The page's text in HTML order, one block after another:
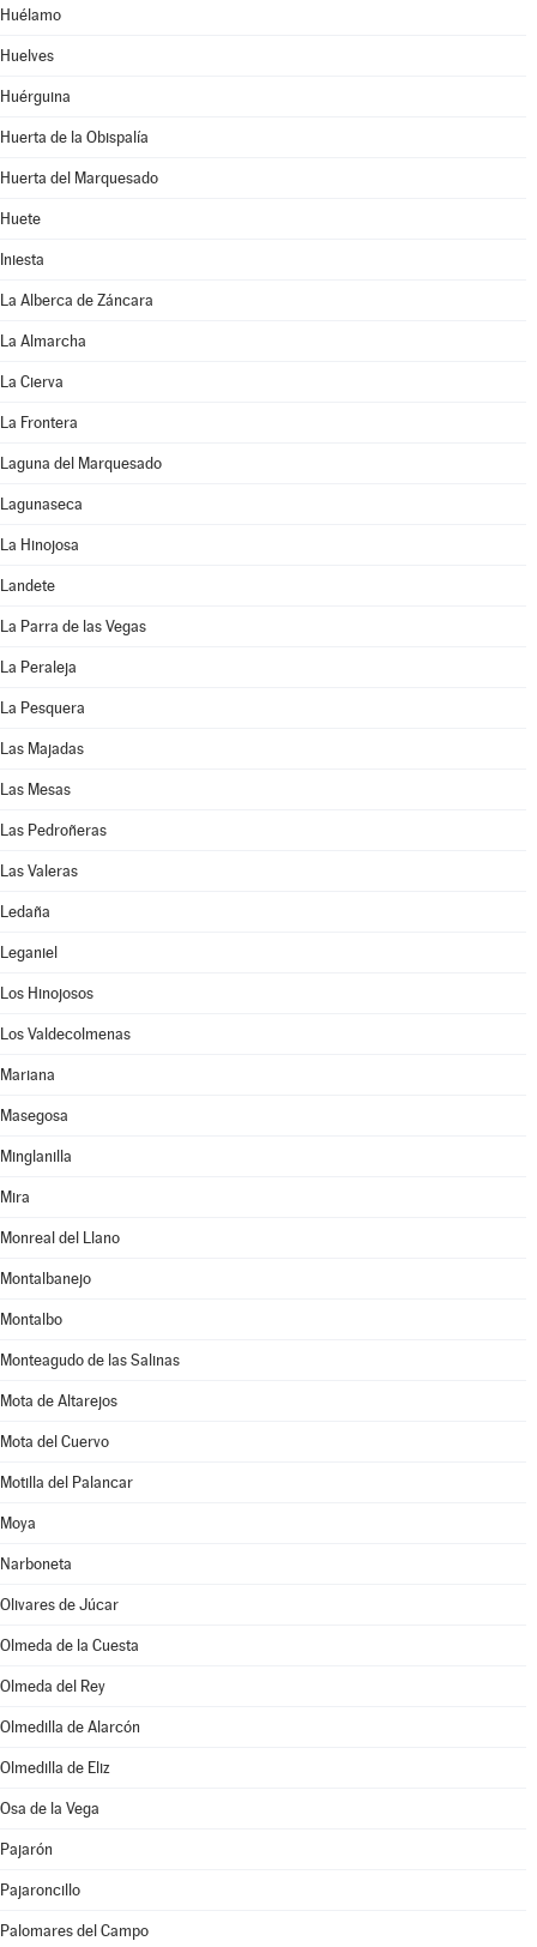
Huélamo
Huelves
Huérguina
Huerta de la Obispalía
Huerta del Marquesado
Huete
Iniesta
La Alberca de Záncara
La Almarcha
La Cierva
La Frontera
Laguna del Marquesado
Lagunaseca
La Hinojosa
Landete
La Parra de las Vegas
La Peraleja
La Pesquera
Las Majadas
Las Mesas
Las Pedroñeras
Las Valeras
Ledaña
Leganiel
Los Hinojosos
Los Valdecolmenas
Mariana
Masegosa
Minglanilla
Mira
Monreal del Llano
Montalbanejo
Montalbo
Monteagudo de las Salinas
Mota de Altarejos
Mota del Cuervo
Motilla del Palancar
Moya
Narboneta
Olivares de Júcar
Olmeda de la Cuesta
Olmeda del Rey
Olmedilla de Alarcón
Olmedilla de Eliz
Osa de la Vega
Pajarón
Pajaroncillo
Palomares del Campo